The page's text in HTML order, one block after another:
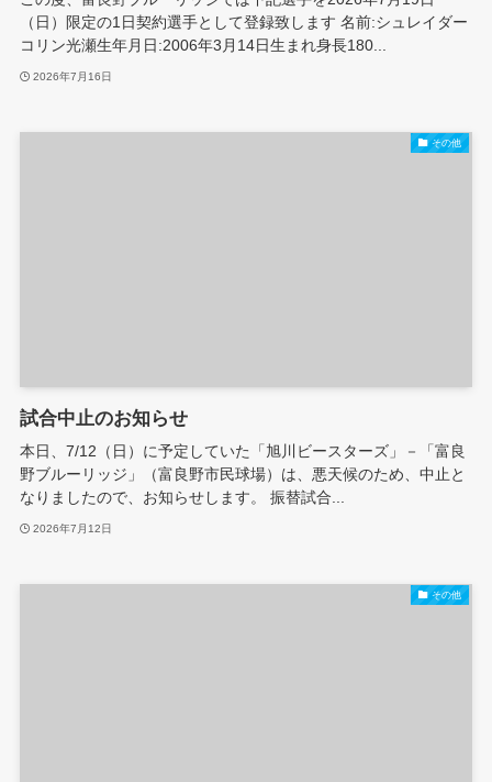
（日）限定の1日契約選手として登録致します 名前:シュレイダー
コリン光瀬生年月日:2006年3月14日生まれ身長180...
2026年7月16日
その他
試合中止のお知らせ
本日、7/12（日）に予定していた「旭川ビースターズ」－「富良
野ブルーリッジ」（富良野市民球場）は、悪天候のため、中止と
なりましたので、お知らせします。 振替試合...
2026年7月12日
その他